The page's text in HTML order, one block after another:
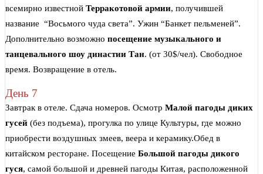
всемирно известной Терракотовой армии, получившей
название “Восьмого чуда света”. Ужин “Банкет пельменей”.
Дополнительно возможно посещение музыкального и
танцевального шоу династии Тан. (от 30$/чел). Свободное
время. Возвращение в отель.
День 7
Завтрак в отеле. Сдача номеров. Осмотр Малой пагоды диких
гусей (без подъема), прогулка по улице Культуры, где можно
приобрести воздушных змеев, веера и керамику.Обед в
китайском ресторане. Посещение Большой пагоды дикого
гуся, самой большой и древней пагоды Китая, расположенной